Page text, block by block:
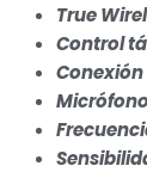
True
Control
Conexión